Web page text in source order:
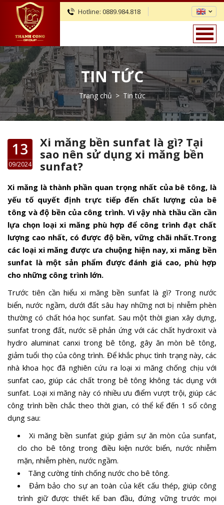
Hotline: 0889.984.818
TIN TỨC
Trang chủ > Tin tức
13
09/2024
Xi măng bền sunfat là gì? Tại
sao nên sử dụng xi măng bền
sunfat?
Xi măng là thành phần quan trọng nhất của bê tông, là
yếu tố quyết định trực tiếp đến chất lượng của bê
tông và độ bền của công trình. Vì vậy nhà thầu cần cần
lựa chọn loại xi măng phù hợp để công trình đạt chất
lượng cao nhất, có được độ bền, vững chãi nhất.Trong
các loại xi măng được ưa chuộng hiện nay, xi măng bền
sunfat là một sản phẩm được đánh giá cao, phù hợp
cho những công trình lớn.
Trước tiên cần hiểu xi măng bền sunfat là gì? Trong nước
biển, nước ngầm, dưới đất sâu hay những nơi bị nhiễm phèn
thường có chất hóa học sunfat. Sau một thời gian xây dựng,
sunfat trong đất, nước sẽ phản ứng với các chất hydroxit và
hydro aluminat canxi trong bê tông, gây ăn mòn bê tông,
giảm tuổi thọ của công trình. Để khắc phục tình trạng này, các
nhà khoa học đã nghiên cứu ra loại xi măng chống chịu với
sunfat cao, giúp các chất trong bê tông không tác dụng với
sunfat. Loại xi măng này có nhiều ưu điểm vượt trội, giúp các
công trình bền chắc theo thời gian, có thể kể đến 1 số công
dụng sau:
Xi măng bền sunfat giúp giảm sự ăn mòn của sunfat,
clo cho bê tông trong điều kiện nước biển, nước nhiễm
mặn, nhiễm phèn, nước ngầm.
Tăng cường tính chống nước cho bê tông.
Đảm bảo cho sự an toàn của kết cấu thép, giúp công
trình giữ được thiết kế ban đầu, đứng vững trước mọi